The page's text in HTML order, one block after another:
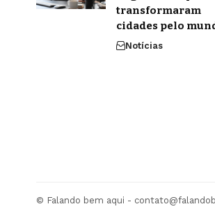
transformaram
cidades pelo
Notícias
© Falando bem aqui -